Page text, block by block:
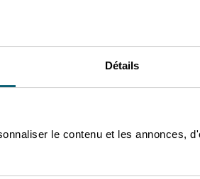
Détails
le contenu et les annonces,